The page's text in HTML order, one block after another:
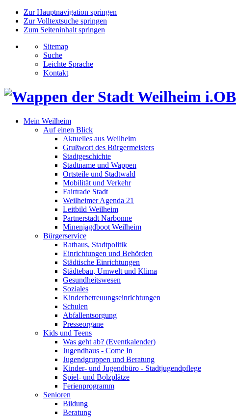
Zur Hauptnavigation springen
Zur Volltextsuche springen
Zum Seiteninhalt springen
Sitemap
Suche
Leichte Sprache
Kontakt
Mein Weilheim
Auf einen Blick
Aktuelles aus Weilheim
Grußwort des Bürgermeisters
Stadtgeschichte
Stadtname und Wappen
Ortsteile und Stadtwald
Mobilität und Verkehr
Fairtrade Stadt
Weilheimer Agenda 21
Leitbild Weilheim
Partnerstadt Narbonne
Minenjagdboot Weilheim
Bürgerservice
Rathaus, Stadtpolitik
Einrichtungen und Behörden
Städtische Einrichtungen
Städtebau, Umwelt und Klima
Gesundheitswesen
Soziales
Kinderbetreuungseinrichtungen
Schulen
Abfallentsorgung
Presseorgane
Kids und Teens
Was geht ab? (Eventkalender)
Jugendhaus - Come In
Jugendgruppen und Beratung
Kinder- und Jugendbüro - Stadtjugendpflege
Spiel- und Bolzplätze
Ferienprogramm
Senioren
Bildung
Beratung